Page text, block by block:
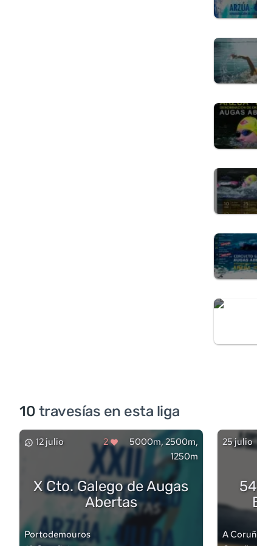
10 travesías en esta liga
12 julio 2
5000m, 2500m,
1250m
X Cto. Galego de Augas
Abertas
Portodemouros
25 julio
A